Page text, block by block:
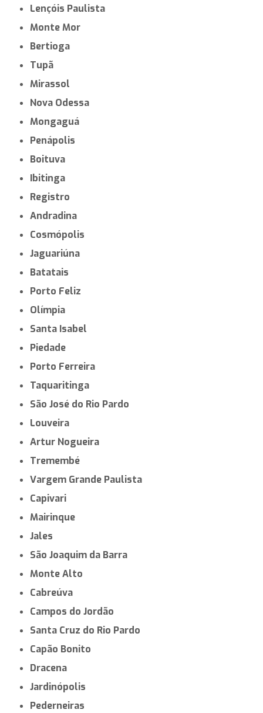
Lençóis Paulista
Monte Mor
Bertioga
Tupã
Mirassol
Nova Odessa
Mongaguá
Penápolis
Boituva
Ibitinga
Registro
Andradina
Cosmópolis
Jaguariúna
Batatais
Porto Feliz
Olímpia
Santa Isabel
Piedade
Porto Ferreira
Taquaritinga
São José do Rio Pardo
Louveira
Artur Nogueira
Tremembé
Vargem Grande Paulista
Capivari
Mairinque
Jales
São Joaquim da Barra
Monte Alto
Cabreúva
Campos do Jordão
Santa Cruz do Rio Pardo
Capão Bonito
Dracena
Jardinópolis
Pederneiras